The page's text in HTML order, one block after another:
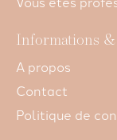
Informations &
A propos
Contact
Politique de